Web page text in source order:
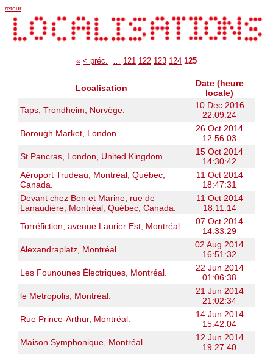
retour
« < préc. … 121 122 123 124 125
Localisation
Date (heure
locale)
Taps, Trondheim, Norvège.
10 Dec 2016
22:09:24
Borough Market, London.
26 Oct 2014
12:56:03
St Pancras, London, United Kingdom.
15 Oct 2014
14:30:42
Aéroport Trudeau, Montréal, Québec,
Canada.
11 Oct 2014
18:47:31
Devant chez Ben et Marine, rue de
Lanaudière, Montréal, Québec, Canada.
11 Oct 2014
18:11:14
Torréfiction, avenue Laurier Est, Montréal.
07 Oct 2014
14:33:29
Alexandraplatz, Montréal.
02 Aug 2014
16:51:32
Les Founounes Électriques, Montréal.
22 Jun 2014
01:06:38
le Metropolis, Montréal.
21 Jun 2014
21:02:34
Rue Prince-Arthur, Montréal.
14 Jun 2014
15:42:04
Maison Symphonique, Montréal.
12 Jun 2014
19:27:40